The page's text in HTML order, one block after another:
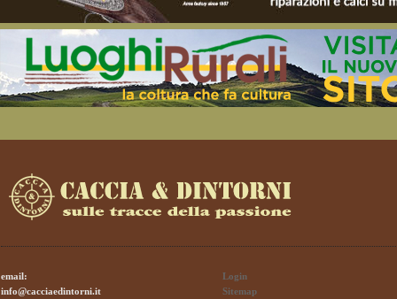
email:
info@cacciaedintorni.it
Login
Sitemap